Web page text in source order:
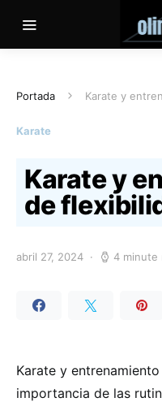
Portada Karate y
Karate
Karate y
de
abril 27, 2024 4 minute
Karate y
importancia de las